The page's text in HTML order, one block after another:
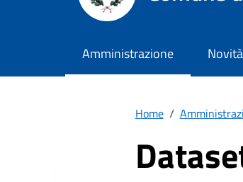
Amministrazione Novità
Home /